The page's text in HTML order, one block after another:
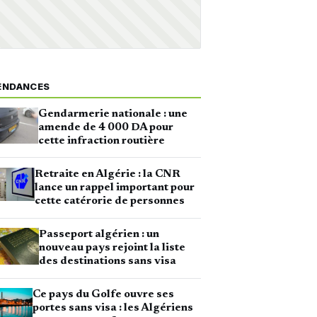
Gendarmerie nationale : une
amende de 4 000 DA pour
cette infraction routière
Retraite en Algérie : la CNR
lance un rappel important pour
cette catérorie de personnes
Passeport algérien : un
nouveau pays rejoint la liste
des destinations sans visa
Ce pays du Golfe ouvre ses
portes sans visa : les Algériens